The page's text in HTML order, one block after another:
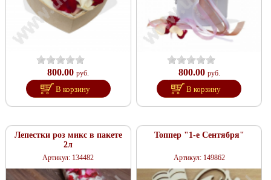
800.00 руб.
В корзину
800.00 руб.
В корзину
Лепестки роз микс в пакете
2л
Артикул: 134482
Топпер "1-е Сентября"
Артикул: 149862